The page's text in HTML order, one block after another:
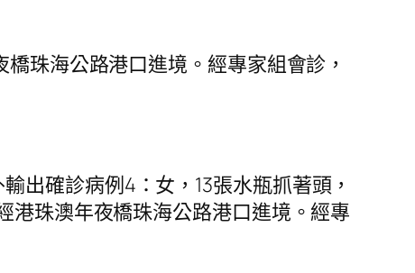
珠海公路港口進境。經專家組會診，
確診病例4：女，13張水瓶抓著頭，
港珠澳年夜橋珠海公路港口進境。經專